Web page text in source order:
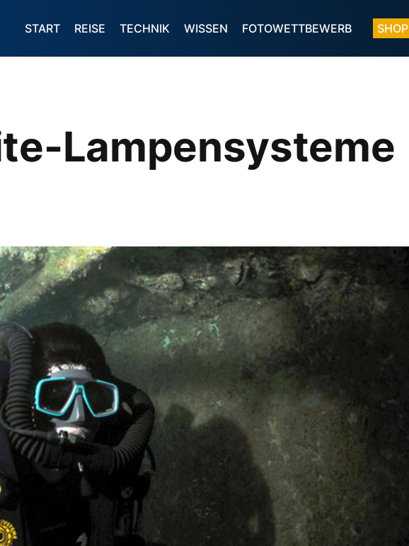
START REISE TECHNIK WISSEN FOTOWETTBEWERB SHOP
Lampensysteme